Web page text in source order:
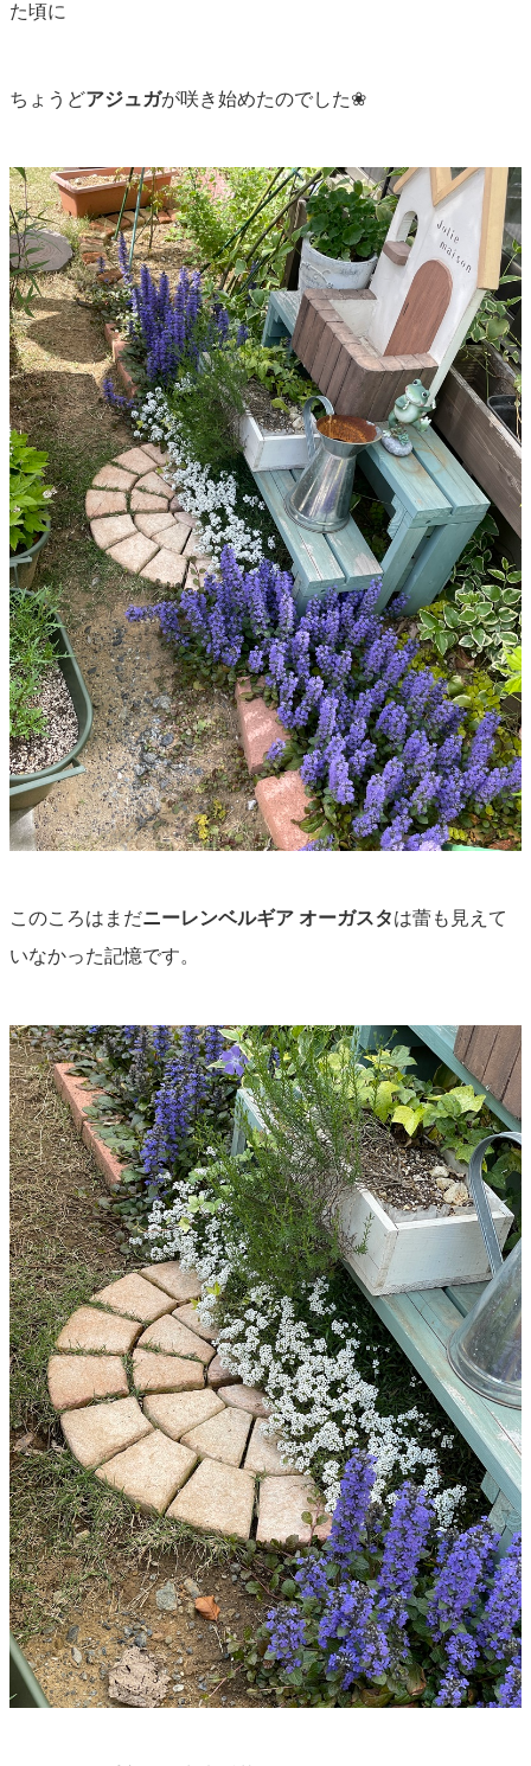
た頃に
ちょうどアジュガが咲き始めたのでした❀
このころはまだニーレンベルギア オーガスタは蕾も見えて
いなかった記憶です。